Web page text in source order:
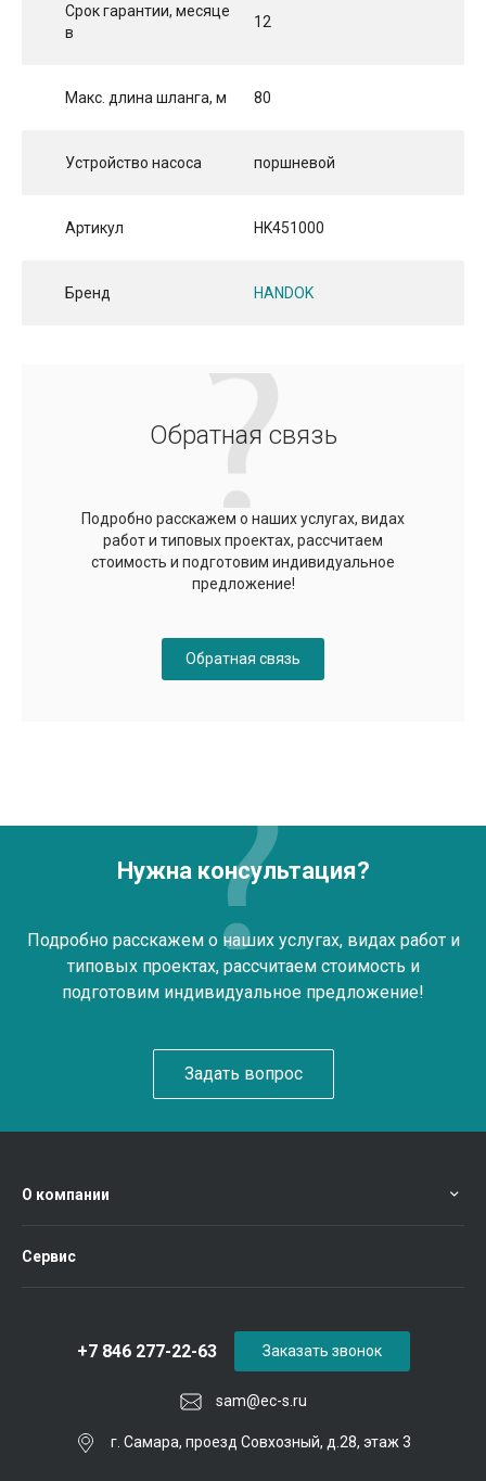
Срок гарантии, месяце
в
12
Макс. длина шланга, м 80
Устройство насоса поршневой
Артикул НK451000
Бренд HANDOK
Обратная связь
Подробно расскажем о наших услугах, видах
работ и типовых проектах, рассчитаем
стоимость и подготовим индивидуальное
предложение!
Обратная связь
Нужна консультация?
Подробно расскажем о наших услугах, видах работ и
типовых проектах, рассчитаем стоимость и
подготовим индивидуальное предложение!
Задать вопрос
О компании
Сервис
sam@ec-s.ru
+7 846 277-22-63
г. Самара, проезд Совхозный, д.28, этаж 3
Заказать звонок